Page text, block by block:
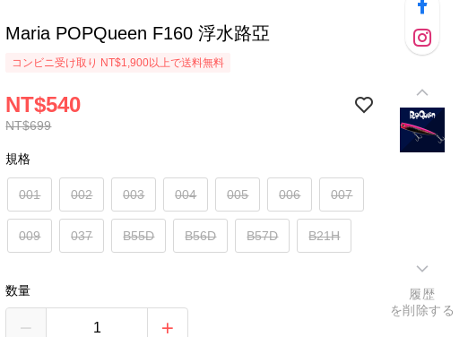
Maria POPQueen F160 浮水路亞
コンビニ受け取り NT$1,900以上で送料無料
NT$699
NT$540
規格
001 002 003 004 005 006 007
009 037 B55D B56D B57D B21H
数量
履歴
を削除する